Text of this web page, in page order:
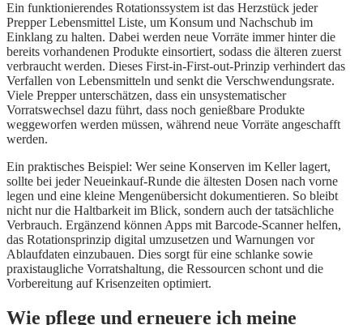
Ein funktionierendes Rotationssystem ist das Herzstück jeder
Prepper Lebensmittel Liste, um Konsum und Nachschub im
Einklang zu halten. Dabei werden neue Vorräte immer hinter die
bereits vorhandenen Produkte einsortiert, sodass die älteren zuerst
verbraucht werden. Dieses First-in-First-out-Prinzip verhindert das
Verfallen von Lebensmitteln und senkt die Verschwendungsrate.
Viele Prepper unterschätzen, dass ein unsystematischer
Vorratswechsel dazu führt, dass noch genießbare Produkte
weggeworfen werden müssen, während neue Vorräte angeschafft
werden.
Ein praktisches Beispiel: Wer seine Konserven im Keller lagert,
sollte bei jeder Neueinkauf-Runde die ältesten Dosen nach vorne
legen und eine kleine Mengenübersicht dokumentieren. So bleibt
nicht nur die Haltbarkeit im Blick, sondern auch der tatsächliche
Verbrauch. Ergänzend können Apps mit Barcode-Scanner helfen,
das Rotationsprinzip digital umzusetzen und Warnungen vor
Ablaufdaten einzubauen. Dies sorgt für eine schlanke sowie
praxistaugliche Vorratshaltung, die Ressourcen schont und die
Vorbereitung auf Krisenzeiten optimiert.
Wie pflege und erneuere ich meine